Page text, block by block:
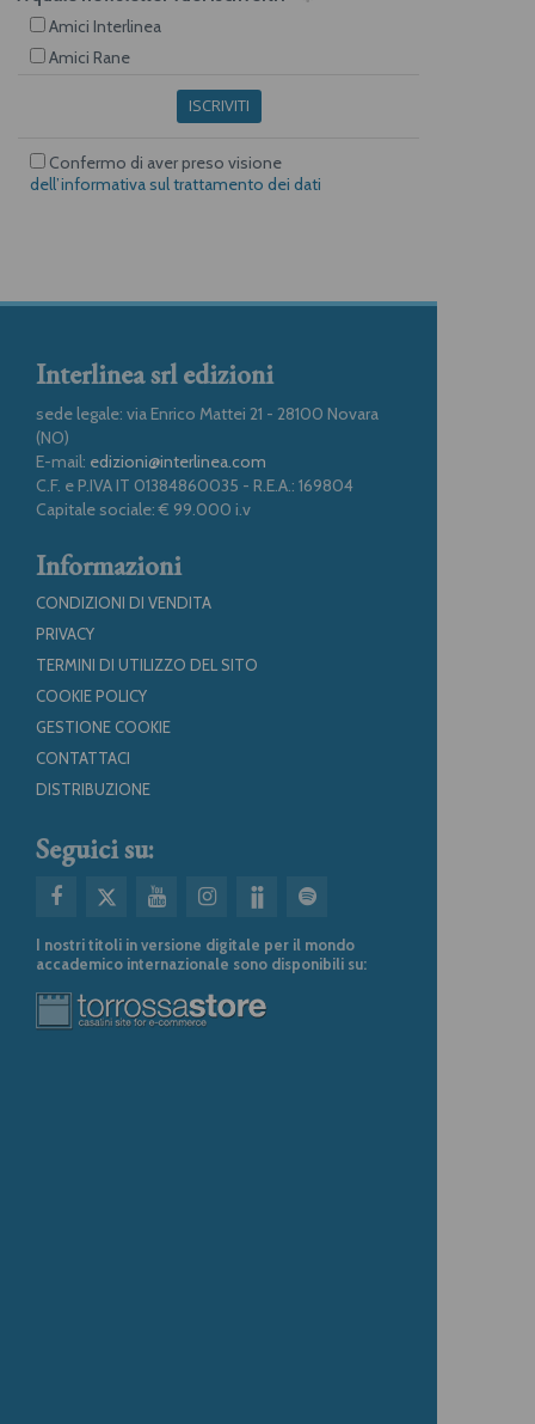
Amici Interlinea
Amici Rane
ISCRIVITI
Confermo di aver preso visione
dell’informativa sul trattamento dei dati
Interlinea srl edizioni
sede legale: via Enrico Mattei 21 - 28100 Novara
(NO)
E-mail: edizioni@interlinea.com
C.F. e P.IVA IT 01384860035 - R.E.A.: 169804
Capitale sociale: € 99.000 i.v
Informazioni
CONDIZIONI DI VENDITA
PRIVACY
TERMINI DI UTILIZZO DEL SITO
COOKIE POLICY
GESTIONE COOKIE
CONTATTACI
DISTRIBUZIONE
Seguici su:
I nostri titoli in versione digitale per il mondo
accademico internazionale sono disponibili su: